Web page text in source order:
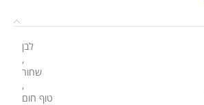
לבן
,
שחור
,
טוף חום